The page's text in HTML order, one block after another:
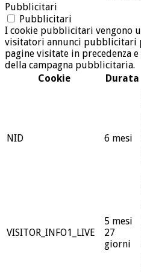
Pubblicitari
Pubblicitari
I cookie pubblicitari vengono
visitatori annunci pubblicitari
pagine visitate in precedenza
della campagna pubblicitaria.
Cookie
Durata
NID 6 mesi
VISITOR_INFO1_LIVE
5 mesi
27
giorni